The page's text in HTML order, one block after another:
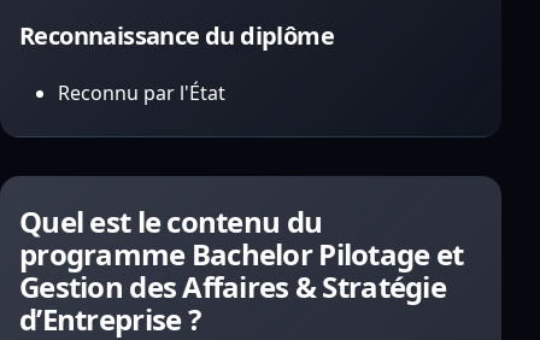
Reconnaissance du diplôme
Reconnu par l'État
Quel est le contenu du
programme Bachelor Pilotage et
Gestion des Affaires & Stratégie
d’Entreprise ?